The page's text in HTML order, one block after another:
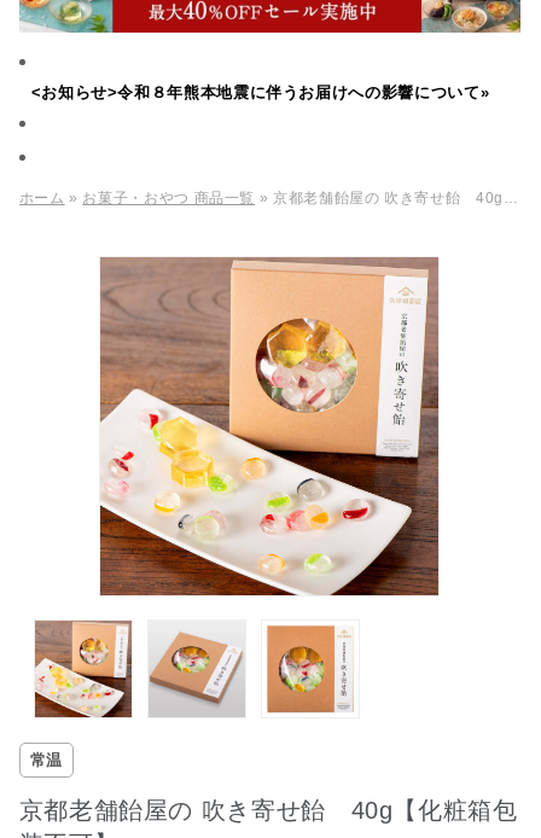
<お知らせ>令和８年熊本地震に伴うお届けへの影響について»
ホーム » お菓子・おやつ 商品一覧 » 京都老舗飴屋の 吹き寄せ飴 40g【化粧箱包装不可】
常温
京都老舗飴屋の 吹き寄せ飴 40g【化粧箱包